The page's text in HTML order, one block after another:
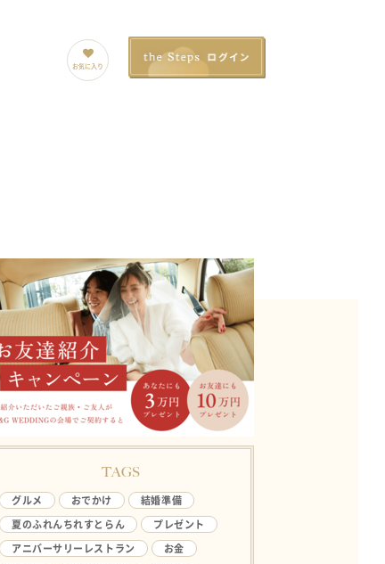
お気に入り
TAGS
グルメ おでかけ
結婚準備
夏のふれんちれすとらん
プレゼント
アニバーサリーレストラン
お金